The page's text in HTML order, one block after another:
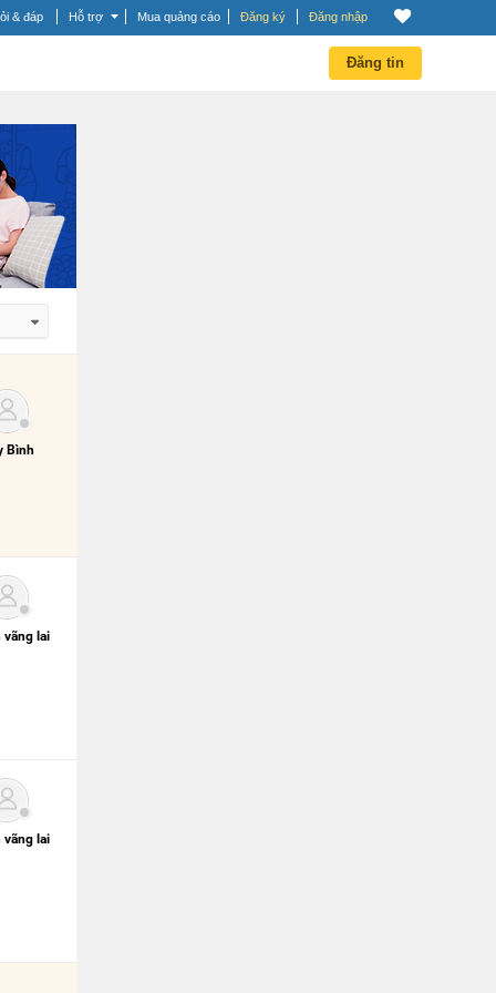
& đáp Hỗ trợ Mua quảng cáo Đăng ký Đăng nhập
Đăng tin
Bình
vãng lai
vãng lai